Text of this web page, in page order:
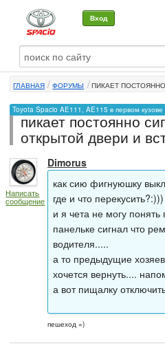
Вход
О машине
Автоклуб
Форумы
Сервисы и услуги
Новости
ГЛАВНАЯ ФОРУМЫ ПИКАЕТ
Toyota Spacio AE111, AE115 в первом кузове
пикает постоянно
открытой двери и
Написать
сообщение
Dimorus
как сию фигнуюшку
где и что перекусить?:)))
и я чета не могу
панельке сигнал что
водителя.....
а то предыдущие
хочется вернуть....
а вот пищалку
пешеход =)